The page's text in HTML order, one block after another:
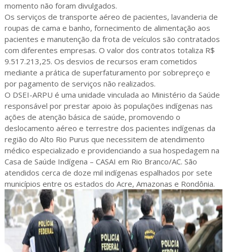
momento não foram divulgados.
Os serviços de transporte aéreo de pacientes, lavanderia de
roupas de cama e banho, fornecimento de alimentação aos
pacientes e manutenção da frota de veículos são contratados
com diferentes empresas. O valor dos contratos totaliza R$
9.517.213,25. Os desvios de recursos eram cometidos
mediante a prática de superfaturamento por sobrepreço e
por pagamento de serviços não realizados.
O DSEI-ARPU é uma unidade vinculada ao Ministério da Saúde
responsável por prestar apoio às populações indígenas nas
ações de atenção básica de saúde, promovendo o
deslocamento aéreo e terrestre dos pacientes indígenas da
região do Alto Rio Purus que necessitem de atendimento
médico especializado e providenciando a sua hospedagem na
Casa de Saúde Indígena – CASAI em Rio Branco/AC. São
atendidos cerca de doze mil indígenas espalhados por sete
municípios entre os estados do Acre, Amazonas e Rondônia.